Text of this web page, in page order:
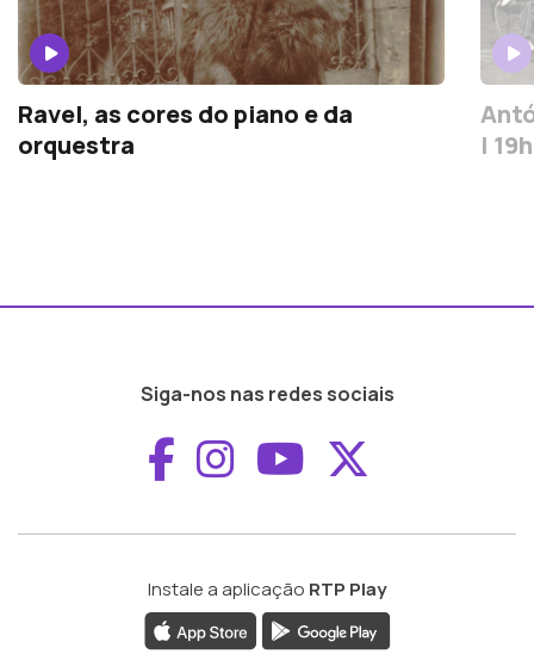
Ravel, as cores do piano e da
orquestra
|
Siga-nos nas redes sociais
Aceder ao
Aceder ao
Aceder ao
Instale a aplicação RTP Play